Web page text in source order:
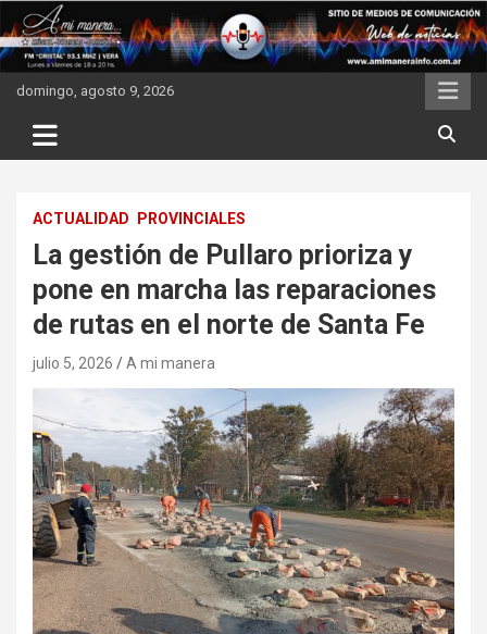
to
content
domingo, agosto 9, 2026
ACTUALIDAD PROVINCIALES
La gestión de Pullaro prioriza y
pone en marcha las reparaciones
de rutas en el norte de Santa Fe
julio 5, 2026 A mi manera